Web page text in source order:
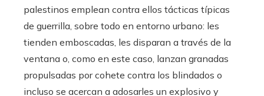
palestinos emplean contra ellos tácticas típicas
de guerrilla, sobre todo en entorno urbano: les
tienden emboscadas, les disparan a través de la
ventana o, como en este caso, lanzan granadas
propulsadas por cohete contra los blindados o
incluso se acercan a adosarles un explosivo y